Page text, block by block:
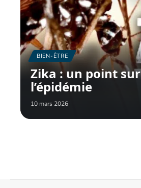
BIEN-ÊTRE
Zika : un point sur
l’épidémie
10 mars 2026